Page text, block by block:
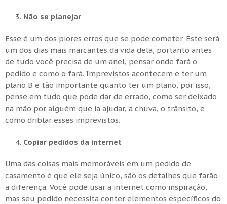
Não se planejar
Esse é um dos piores erros que se pode cometer. Este será
um dos dias mais marcantes da vida dela, portanto antes
de tudo você precisa de um anel, pensar onde fará o
pedido e como o fará. Imprevistos acontecem e ter um
plano B é tão importante quanto ter um plano, por isso,
pense em tudo que pode dar de errado, como ser deixado
na mão por alguém que ia ajudar, a chuva, o trânsito, e
como driblar esses imprevistos.
Copiar pedidos da internet
Uma das coisas mais memoráveis em um pedido de
casamento é que ele seja único, são os detalhes que farão
a diferença. Você pode usar a internet como inspiração,
mas seu pedido necessita conter elementos específicos do